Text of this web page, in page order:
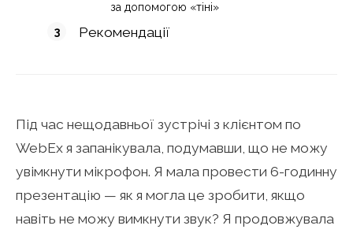
за допомогою «тіні»
Рекомендації
Під час нещодавньої зустрічі з клієнтом по
WebEx я запанікувала, подумавши, що не можу
увімкнути мікрофон. Я мала провести 6-годинну
презентацію — як я могла це зробити, якщо
навіть не можу вимкнути звук? Я продовжувала